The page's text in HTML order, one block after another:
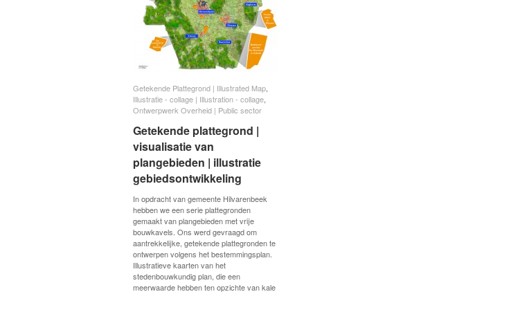
Getekende Plattegrond | Illustrated Map
Illustratie - collage | Illustration - collage
Ontwerpwerk Overheid | Public sector
Getekende plattegrond |
visualisatie van
plangebieden | illustratie
gebiedsontwikkeling
In opdracht van gemeente Hilvarenbeek
hebben we een serie plattegronden
gemaakt van plangebieden met vrije
bouwkavels. Ons werd gevraagd om
aantrekkelijke, getekende plattegronden te
ontwerpen volgens het bestemmingsplan.
Illustratieve kaarten van het
stedenbouwkundig plan, die een
meerwaarde hebben ten opzichte van kale
Getekende Plattegrond | Illustrated Map
Illustratie - collage | Illustration - collage
Ontwerpwerk Overheid | Public sector
Getekende plattegrond |
visualisatie van
plangebieden | illustratie
gebiedsontwikkeling